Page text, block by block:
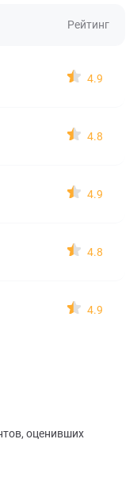
Рейтинг
4.9
4.8
4.9
4.8
4.9
оценивших